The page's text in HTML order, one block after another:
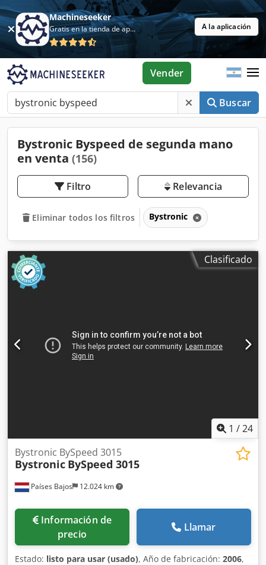
Machineseeker
Gratis en la tienda de aplicaciones A la aplicación
Buscar
Vender
Bystronic Byspeed de segunda mano
en venta (156)
Filtro Relevancia
Eliminar todos los filtros Bystronic
Clasificado
1 /24
Países Bajos 12.024 km
Bystronic BySpeed 3015
Bystronic BySpeed 3015
Información de
precio
Llamar
Estado: listo para usar (usado), Año de fabricación: 2006,